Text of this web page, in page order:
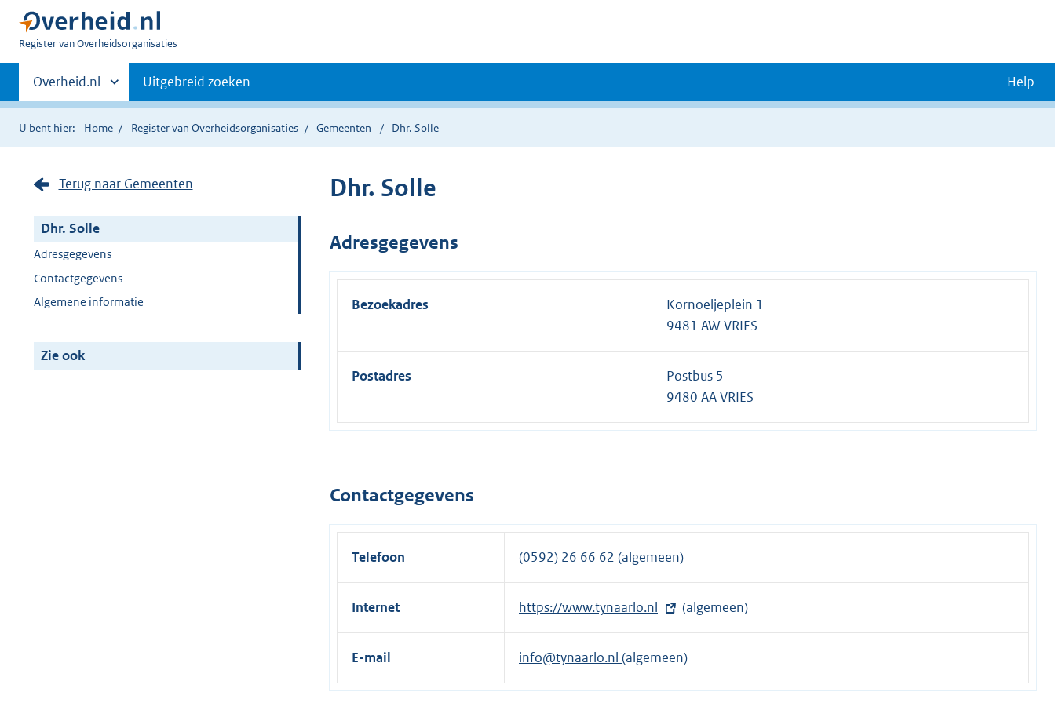
U
Register van Overheidsorganisaties
Primaire
navigatie
Andere
sites
binnen
Overheid.nl Uitgebreid zoeken Help
U bent hier: Home Register van Overheidsorganisaties Gemeenten Dhr. Solle
Terug naar Gemeenten
Dhr. Solle
Adresgegevens
Contactgegevens
Algemene informatie
Zie ook
Dhr. Solle
Adresgegevens
Bezoekadres
Kornoeljeplein 1
9481 AW VRIES
Postadres
Postbus 5
9480 AA VRIES
Contactgegevens
Telefoon (0592) 26 66 62 (algemeen)
Internet
E
x
t
r
https://www.tynaarlo.nl (algemeen)
E-mail info@tynaarlo.nl (algemeen)